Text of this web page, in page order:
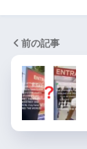
前の記事